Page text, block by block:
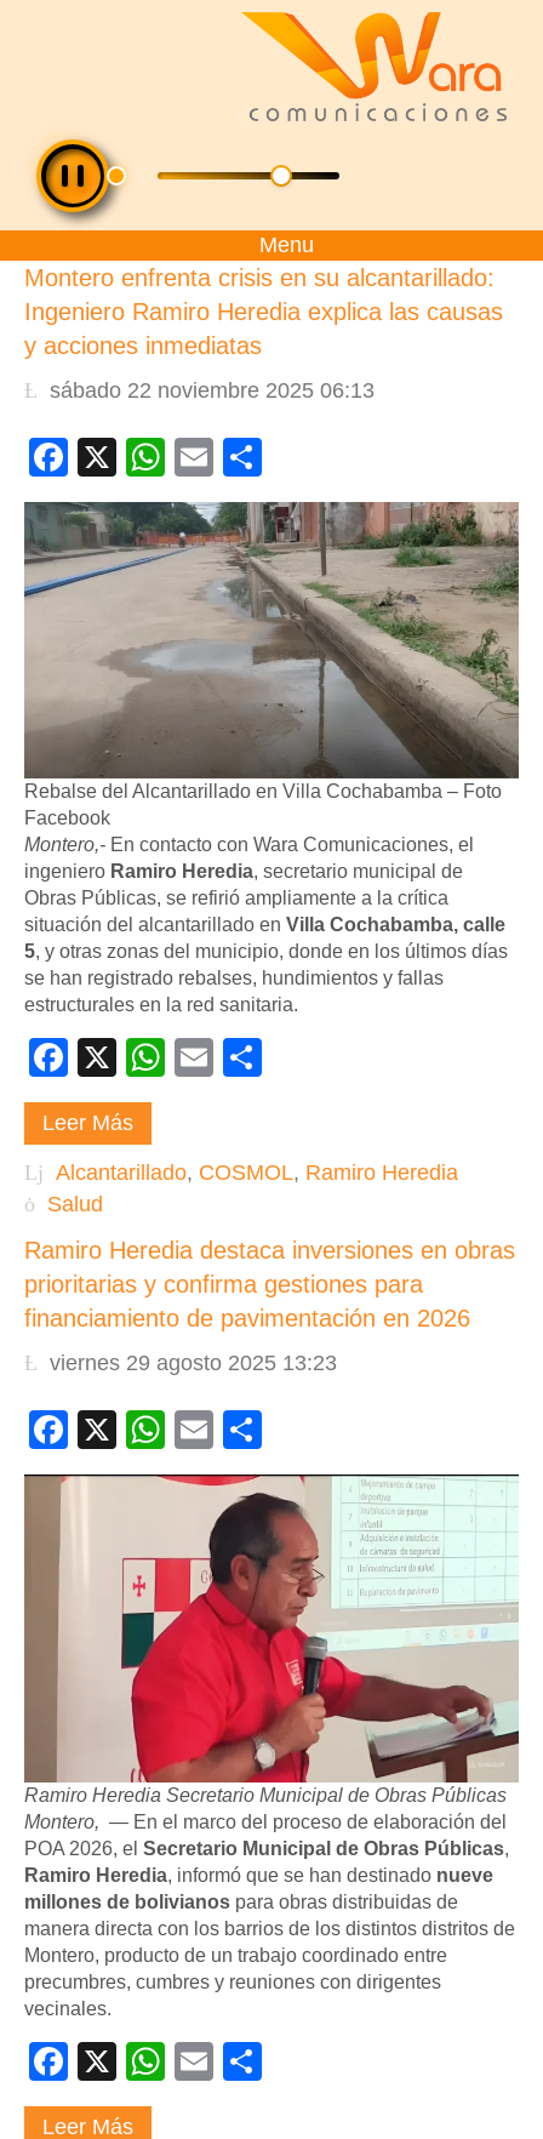
Menu
Montero enfrenta crisis en su alcantarillado:
Ingeniero Ramiro Heredia explica las causas
y acciones inmediatas
sábado 22 noviembre 2025 06:13
Facebook
X WhatsApp
Email
Rebalse del Alcantarillado en Villa Cochabamba – Foto
Facebook
Montero,- En contacto con Wara Comunicaciones, el
ingeniero Ramiro Heredia, secretario municipal de
Obras Públicas, se refirió ampliamente a la crítica
situación del alcantarillado en Villa Cochabamba, calle
5, y otras zonas del municipio, donde en los últimos días
se han registrado rebalses, hundimientos y fallas
estructurales en la red sanitaria.
Facebook
X WhatsApp
Email
Leer Más
Alcantarillado, COSMOL, Ramiro Heredia
Salud
Ramiro Heredia destaca inversiones en obras
prioritarias y confirma gestiones para
financiamiento de pavimentación en 2026
viernes 29 agosto 2025 13:23
Facebook
X WhatsApp
Email
Ramiro Heredia Secretario Municipal de Obras Públicas
Montero, — En el marco del proceso de elaboración del
POA 2026, el Secretario Municipal de Obras Públicas,
Ramiro Heredia, informó que se han destinado nueve
millones de bolivianos para obras distribuidas de
manera directa con los barrios de los distintos distritos de
Montero, producto de un trabajo coordinado entre
precumbres, cumbres y reuniones con dirigentes
vecinales.
Facebook
X WhatsApp
Email
Leer Más